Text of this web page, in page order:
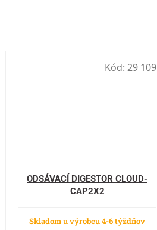
ODSÁVACÍ DIGESTOR CLOUD-
CAP2X2
Skladom u výrobcu 4-6 týždňov
Kód: 29 109